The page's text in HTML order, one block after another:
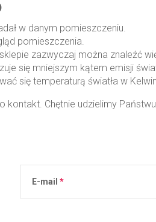
w danym pomieszczeniu.
pomieszczenia.
zazwyczaj można znaleźć
się mniejszym kątem emisji
się temperaturą światła w
Chętnie udzielimy
E-mail